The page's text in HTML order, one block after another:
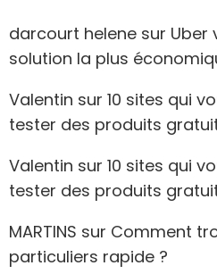
darcourt helene sur Uber
solution la plus
Valentin sur 10 sites qui
tester des produits
Valentin sur 10 sites qui
tester des produits
MARTINS sur Comment
particuliers rapide ?